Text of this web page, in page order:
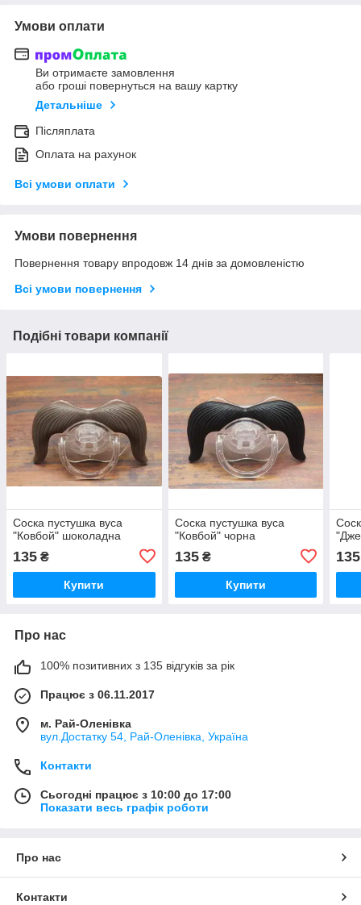
Умови оплати
Ви отримаєте замовлення
або гроші повернуться на вашу картку
Детальніше
Післяплата
Оплата на рахунок
Всі умови оплати
Умови повернення
Повернення товару впродовж 14 днів за домовленістю
Всі умови повернення
Подібні товари компанії
Соска пустушка вуса
"Ковбой" шоколадна
135 ₴
Купити
Соска пустушка вуса
"Ковбой" чорна
135₴
Купити
135
Про нас
100% позитивних з 135 відгуків за рік
Працює з 06.11.2017
м. Рай-Оленівка
вул.Достатку 54, Рай-Оленівка, Україна
Контакти
Сьогодні працює з 10:00 до 17:00
Показати весь графік роботи
Про нас
Контакти